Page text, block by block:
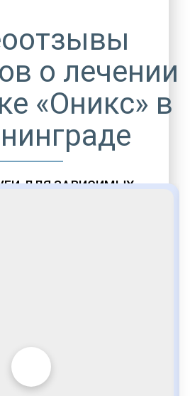
ДЛЯ ЗАВИСИМЫХ
о лечении
«Оникс» в